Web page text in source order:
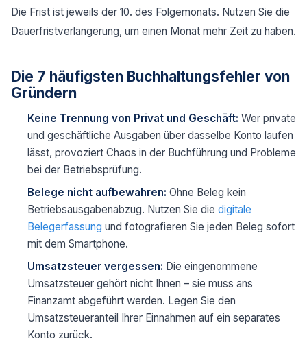
Die Frist ist jeweils der 10. des Folgemonats. Nutzen Sie die
Dauerfristverlängerung, um einen Monat mehr Zeit zu haben.
Die 7 häufigsten Buchhaltungsfehler von
Gründern
Keine Trennung von Privat und Geschäft: Wer private
und geschäftliche Ausgaben über dasselbe Konto laufen
lässt, provoziert Chaos in der Buchführung und Probleme
bei der Betriebsprüfung.
Belege nicht aufbewahren: Ohne Beleg kein
Betriebsausgabenabzug. Nutzen Sie die digitale
Belegerfassung und fotografieren Sie jeden Beleg sofort
mit dem Smartphone.
Umsatzsteuer vergessen: Die eingenommene
Umsatzsteuer gehört nicht Ihnen – sie muss ans
Finanzamt abgeführt werden. Legen Sie den
Umsatzsteueranteil Ihrer Einnahmen auf ein separates
Konto zurück.